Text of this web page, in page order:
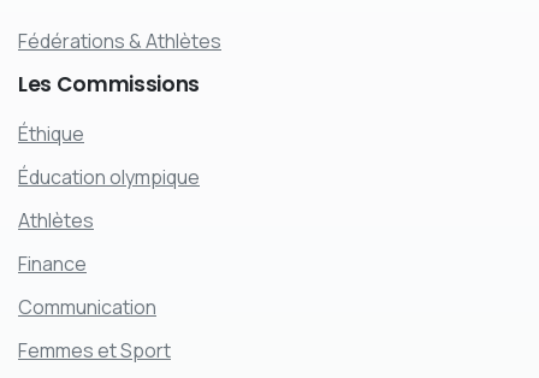
Fédérations & Athlètes
Les Commissions
Éthique
Éducation olympique
Athlètes
Finance
Communication
Femmes et Sport